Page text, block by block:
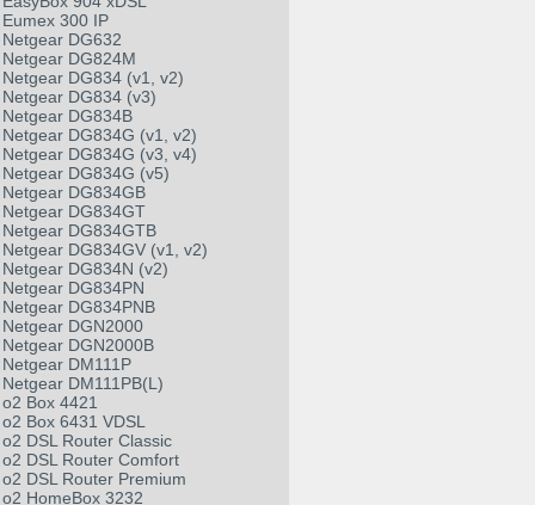
Eumex 300 IP
Netgear DG632
Netgear DG824M
Netgear DG834 (v1, v2)
Netgear DG834 (v3)
Netgear DG834B
Netgear DG834G (v1, v2)
Netgear DG834G (v3, v4)
Netgear DG834G (v5)
Netgear DG834GB
Netgear DG834GT
Netgear DG834GTB
Netgear DG834GV (v1, v2)
Netgear DG834N (v2)
Netgear DG834PN
Netgear DG834PNB
Netgear DGN2000
Netgear DGN2000B
Netgear DM111P
Netgear DM111PB(L)
o2 Box 4421
o2 Box 6431 VDSL
o2 DSL Router Classic
o2 DSL Router Comfort
o2 DSL Router Premium
o2 HomeBox 3232